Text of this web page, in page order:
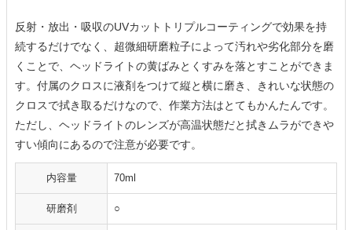
反射・放出・吸収のUVカットトリプルコーティングで効果を持
続するだけでなく、超微細研磨粒子によって汚れや劣化部分を磨
くことで、ヘッドライトの黄ばみとくすみを落とすことができま
す。付属のクロスに液剤をつけて縦と横に磨き、きれいな状態の
クロスで拭き取るだけなので、作業方法はとてもかんたんです。
ただし、ヘッドライトのレンズが高温状態だと拭きムラができや
すい傾向にあるので注意が必要です。
内容量 70ml
研磨剤 ○